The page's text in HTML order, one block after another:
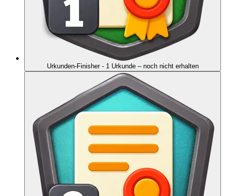
Urkunden-Finisher - 1 Urkunde – noch nicht erhalten